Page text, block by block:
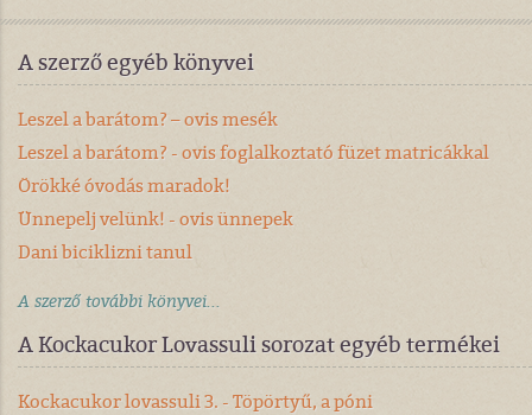
A szerző egyéb könyvei
Leszel a barátom? – ovis mesék
Leszel a barátom? - ovis foglalkoztató füzet matricákkal
Örökké óvodás maradok!
Ünnepelj velünk! - ovis ünnepek
Dani biciklizni tanul
A szerző további könyvei...
A Kockacukor Lovassuli sorozat egyéb termékei
Kockacukor lovassuli 3. - Töpörtyű, a póni